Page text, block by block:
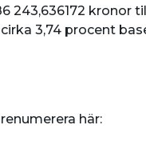
243,636172 kronor
3,74 procent
här: